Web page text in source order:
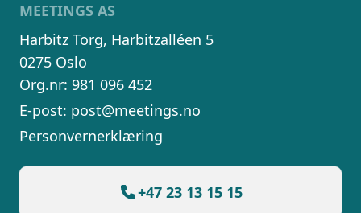
MEETINGS AS
Harbitz Torg, Harbitzalléen 5
0275 Oslo
Org.nr: 981 096 452
E-post: post@meetings.no
Personvernerklæring
+47 23 13 15 15